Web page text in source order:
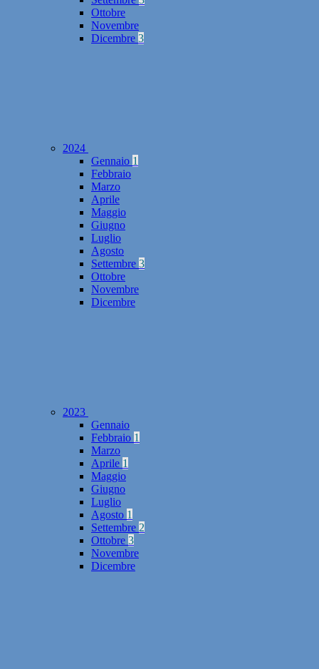
Ottobre
Novembre
Dicembre 3
2024
Gennaio 1
Febbraio
Marzo
Aprile
Maggio
Giugno
Luglio
Agosto
Settembre 3
Ottobre
Novembre
Dicembre
2023
Gennaio
Febbraio 1
Marzo
Aprile 1
Maggio
Giugno
Luglio
Agosto 1
Settembre 2
Ottobre 3
Novembre
Dicembre